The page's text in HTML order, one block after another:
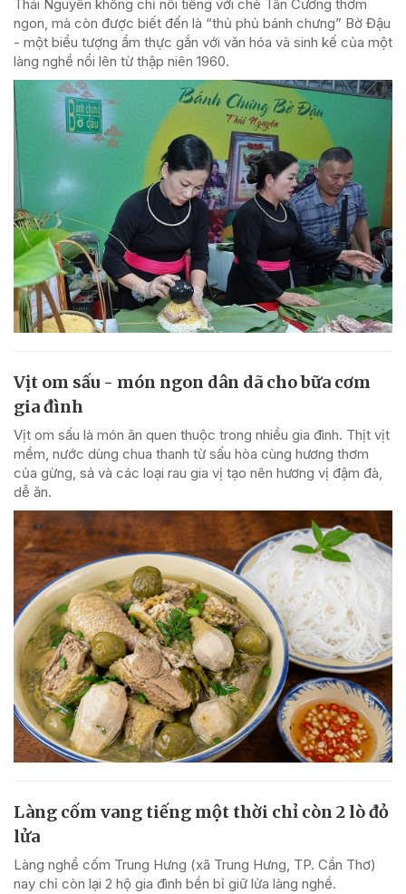
Thái Nguyên không chỉ nổi tiếng với chè Tân Cương thơm
ngon, mà còn được biết đến là “thủ phủ bánh chưng” Bờ Đậu
- một biểu tượng ẩm thực gắn với văn hóa và sinh kế của một
làng nghề nổi lên từ thập niên 1960.
Vịt om sấu - món ngon dân dã cho bữa cơm
gia đình
Vịt om sấu là món ăn quen thuộc trong nhiều gia đình. Thịt vịt
mềm, nước dùng chua thanh từ sấu hòa cùng hương thơm
của gừng, sả và các loại rau gia vị tạo nên hương vị đậm đà,
dễ ăn.
Làng cốm vang tiếng một thời chỉ còn 2 lò đỏ
lửa
Làng nghề cốm Trung Hưng (xã Trung Hưng, TP. Cần Thơ)
nay chỉ còn lại 2 hộ gia đình bền bỉ giữ lửa làng nghề.